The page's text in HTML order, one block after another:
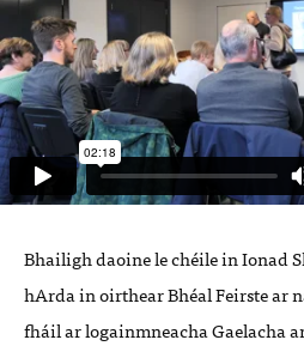
Bhailigh daoine le chéile in Ionad
hArda in oirthear Bhéal Feirste ar
fháil ar logainmneacha Gaelacha